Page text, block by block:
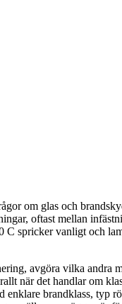
om glas och
oftast mellan
spricker vanligt och
avgöra vilka andra
när det handlar om
brandklass,